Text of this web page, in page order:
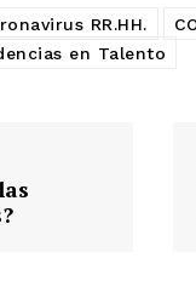
RR.HH.
en Talento